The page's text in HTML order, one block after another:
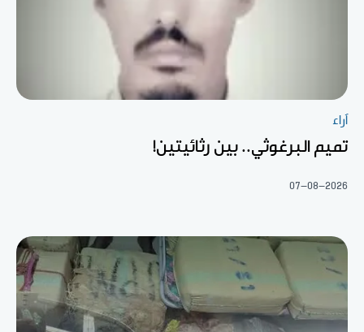
آراء
تميم البرغوثي.. بين رثائيتين!
07-08-2026